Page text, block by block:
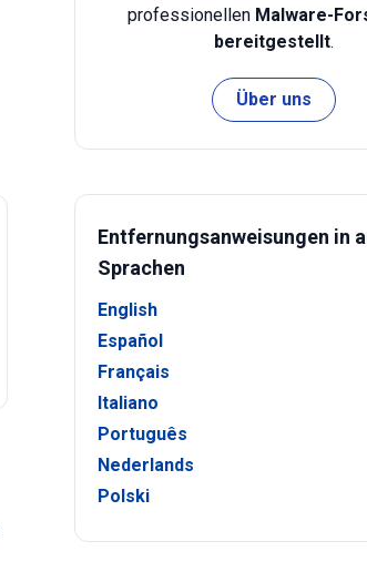
professionellen Malware-
bereitgestellt.
Über uns
Entfernungsanweisungen in
Sprachen
English
Español
Français
Italiano
Português
Nederlands
Polski